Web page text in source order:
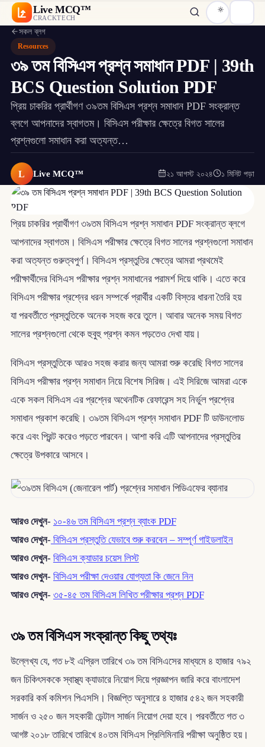
Live MCQ™
CRACKTECH
সকল ব্লগ
Resources
৩৯ তম বিসিএস প্রশ্ন সমাধান PDF | 39th
BCS Question Solution PDF
প্রিয় চাকরির প্রার্থীগণ ৩৯তম বিসিএস প্রশ্ন সমাধান PDF সংক্রান্ত
ব্লগে আপনাদের স্বাগতম। বিসিএস পরীক্ষার ক্ষেত্রে বিগত সালের
প্রশ্নগুলো সমাধান করা অত্যন্ত…
L Live MCQ™ ২১ আগস্ট ২০২৪ ১ মিনিট পড়া
প্রিয় চাকরির প্রার্থীগণ ৩৯তম বিসিএস প্রশ্ন সমাধান PDF সংক্রান্ত ব্লগে
আপনাদের স্বাগতম। বিসিএস পরীক্ষার ক্ষেত্রে বিগত সালের প্রশ্নগুলো সমাধান
করা অত্যন্ত গুরুত্বপুর্ণ। বিসিএস প্রস্তুতির ক্ষেত্রে আমরা প্রথমেই
পরীক্ষার্থীদের বিসিএস পরীক্ষার প্রশ্ন সমাধানের পরামর্শ দিয়ে থাকি। এতে করে
বিসিএস পরীক্ষার প্রশ্নের ধরন সম্পর্কে প্রার্থীর একটি বিস্তর ধারনা তৈরি হয়
যা পরবর্তীতে প্রস্তুতিকে অনেক সহজ করে তুলে। আবার অনেক সময় বিগত
সালের প্রশ্নগুলো থেকে হুবুহু প্রশ্ন কমন পড়তেও দেখা যায়।
বিসিএস প্রস্তুতিকে আরও সহজ করার জন্য আমরা শুরু করেছি বিগত সালের
বিসিএস পরীক্ষার প্রশ্ন সমাধান নিয়ে বিশেষ সিরিজ। এই সিরিজে আমরা একে
একে সকল বিসিএস এর প্রশ্নের অথেনটিক রেফারেন্স সহ নির্ভুল প্রশ্নের
সমাধান প্রকাশ করেছি। ৩৯তম বিসিএস প্রশ্ন সমাধান PDF টি ডাউনলোড
করে এবং প্রিন্ট করেও পড়তে পারবেন। আশা করি এটি আপনাদের প্রস্তুতির
ক্ষেত্রে উপকারে আসবে।
আরও দেখুন- ১০-৪৬ তম বিসিএস প্রশ্ন ব্যাংক PDF
আরও দেখুন- বিসিএস প্রস্তুতি যেভাবে শুরু করবেন – সম্পূর্ণ গাইডলাইন
আরও দেখুন- বিসিএস ক্যাডার চয়েস লিস্ট
আরও দেখুন- বিসিএস পরীক্ষা দেওয়ার যোগ্যতা কি জেনে নিন
আরও দেখুন- ৩৫-৪৫ তম বিসিএস লিখিত পরীক্ষার প্রশ্ন PDF
৩৯ তম বিসিএস সংক্রান্ত কিছু তথ্যঃ
উল্লেখ্য যে, গত ৮ই এপ্রিল তারিখে ৩৯ তম বিসিএসের মাধ্যমে ৪ হাজার ৭৯২
জন চিকিৎসককে স্বাস্থ্য ক্যাডারে নিয়োগ দিয়ে প্রজ্ঞাপন জারি করে বাংলাদেশ
সরকারি কর্ম কমিশন পিএসসি। বিজ্ঞপ্তি অনুসারে ৪ হাজার ৫৪২ জন সহকারী
সার্জন ও ২৫০ জন সহকারী ডেন্টাল সার্জন নিয়োগ দেয়া হবে। পরবর্তীতে গত ৩
আগষ্ট ২০১৮ তারিখে তারিখে ৪০তম বিসিএস প্রিলিমিনারি পরীক্ষা অনুষ্ঠিত হয়।